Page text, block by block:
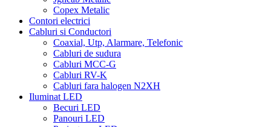
Copex Metalic
Contori electrici
Cabluri si Conductori
Coaxial, Utp, Alarmare, Telefonic
Cabluri de sudura
Cabluri MCC-G
Cabluri RV-K
Cabluri fara halogen N2XH
Iluminat LED
Becuri LED
Panouri LED